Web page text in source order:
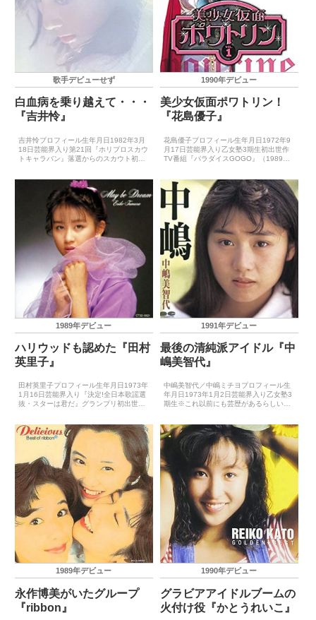
歌手デビューせず
白血病を乗り越えて・・・
『吉井怜』
吉井怜プロフィール生年月日1982年3月
18日芸能界入り第21回『ホリプロスカウ
トキャラバン』落選からのスカウト初出
（CALLING）※NITROとして※ソロデ...
1990年デビュー
美少女仮面ポワトリン！
『花島優子』
花島優子プロフィール生年月日1972年9
月17日芸能界入り乙女塾3期生初出世作
TV番組『パラダイスGOGO』（1989
（最優秀新人賞）－主要音楽祭受賞歴
（大賞）－ゴ...
1989年デビュー
ハリウッドも認めた『田村
英里子』
田村英里子プロフィール生年月日1973年
1月16日芸能界入り『決定!全日本歌謡選
抜・スターは君だ』グランプリ初出世作
モーション・ドリーム）ゴールデン・ア
ロー...
1991年デビュー
最後の清純派アイドル『中
嶋美智代』
中嶋美智代／中嶋ミチヨプロフィール生
年月日1973年1月2日芸能界入り乙女塾3
期生※これ以前にも芸歴があるらしいが
1月30日（赤い花束）主要音楽祭受賞歴
（最優...
1989年デビュー
永作博美がいたグループ
『ribbon』
1990年デビュー
グラビアアイドルブームの
火付け役『かとうれいこ』